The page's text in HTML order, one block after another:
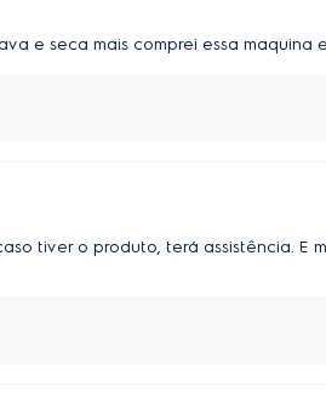
e seca mais comprei essa maquina
tiver o produto, terá assistência. E